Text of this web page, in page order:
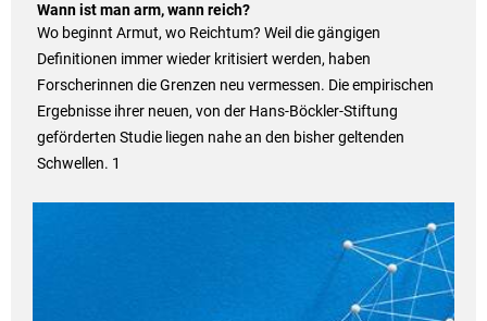
Wann ist man arm, wann reich?
Wo beginnt Armut, wo Reichtum? Weil die gängigen
Definitionen immer wieder kritisiert werden, haben
Forscherinnen die Grenzen neu vermessen. Die empirischen
Ergebnisse ihrer neuen, von der Hans-Böckler-Stiftung
geförderten Studie liegen nahe an den bisher geltenden
Schwellen. 1